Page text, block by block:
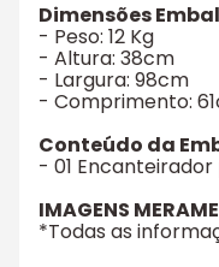
Dimensões
- Peso: 12 Kg
- Altura: 38cm
- Largura: 98cm
- Comprimento:
Conteúdo da
- 01
IMAGENS
*Todas as